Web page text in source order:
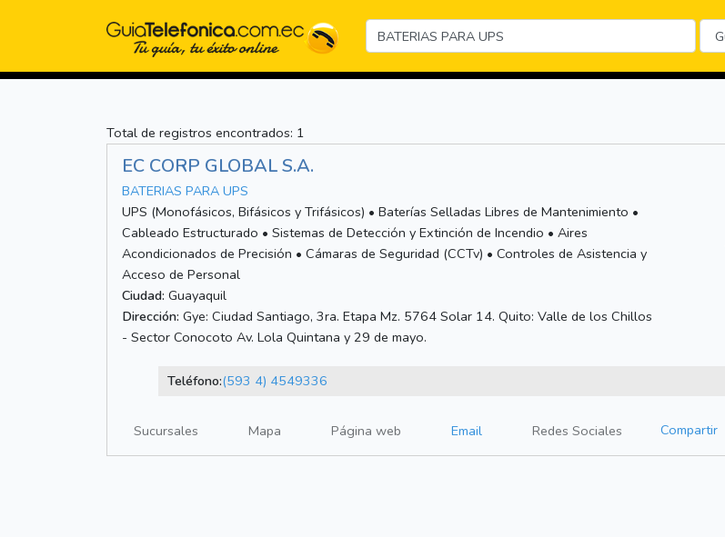
Total de registros encontrados: 1
EC CORP GLOBAL S.A.
BATERIAS PARA UPS
UPS (Monofásicos, Bifásicos y Trifásicos) • Baterías Selladas Libres de Mantenimiento •
Cableado Estructurado • Sistemas de Detección y Extinción de Incendio • Aires
Acondicionados de Precisión • Cámaras de Seguridad (CCTv) • Controles de Asistencia y
Acceso de Personal
Ciudad: Guayaquil
Dirección: Gye: Ciudad Santiago, 3ra. Etapa Mz. 5764 Solar 14. Quito: Valle de los Chillos
- Sector Conocoto Av. Lola Quintana y 29 de mayo.
Teléfono:(593 4) 4549336
Sucursales Mapa Página web Email Redes Sociales Compartir